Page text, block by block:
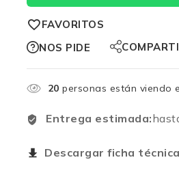
FAVORITOS
NOS PIDE
20 personas están viendo
Entrega estimada:
Descargar ficha técnica